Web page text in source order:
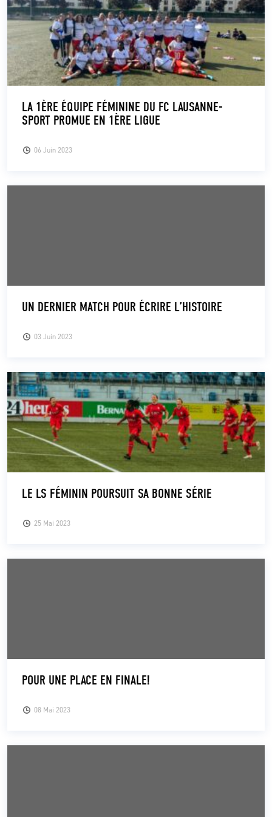
06 Juin 2023
LA 1ÈRE ÉQUIPE FÉMININE DU FC LAUSANNE-
SPORT PROMUE EN 1ÈRE LIGUE
03 Juin 2023
UN DERNIER MATCH POUR ÉCRIRE L’HISTOIRE
25 Mai 2023
LE LS FÉMININ POURSUIT SA BONNE SÉRIE
08 Mai 2023
POUR UNE PLACE EN FINALE!